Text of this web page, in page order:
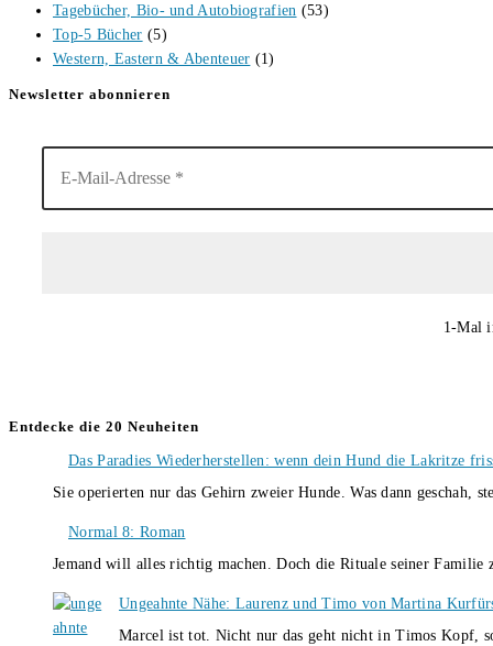
Tagebücher, Bio- und Autobiografien (53)
Top-5 Bücher (5)
Western, Eastern & Abenteuer (1)
Newsletter abonnieren
1-Mal
Entdecke die 20 Neuheiten
Das Paradies Wiederherstellen: wenn dein Hund die Lakritze
Sie operierten nur das Gehirn zweier Hunde. Was dann
Normal 8: Roman
Jemand will alles richtig machen. Doch die Rituale seiner
Ungeahnte Nähe: Laurenz und Timo von Martina
Marcel ist tot. Nicht nur das geht nicht in Timos Kopf,